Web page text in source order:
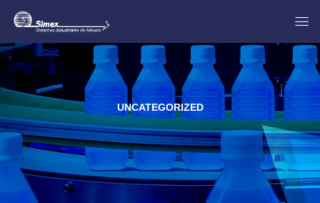
UNCATEGORIZED